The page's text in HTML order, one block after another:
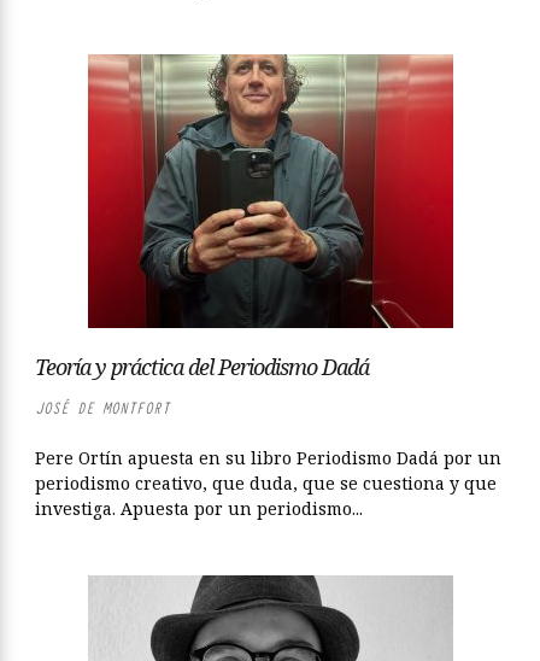
Teoría y práctica del Periodismo Dadá
JOSÉ DE MONTFORT
Pere Ortín apuesta en su libro Periodismo Dadá por un
periodismo creativo, que duda, que se cuestiona y que
investiga. Apuesta por un periodismo...